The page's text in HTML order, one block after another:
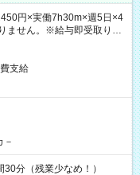
円×実働7h30m×週5日×4
ません。※給与即受取りサ
支給
－
分（残業少なめ！）